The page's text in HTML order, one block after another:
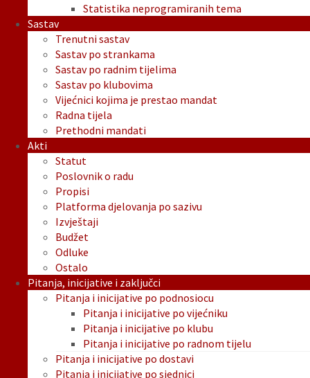
Statistika neprogramiranih tema
Sastav
Trenutni sastav
Sastav po strankama
Sastav po radnim tijelima
Sastav po klubovima
Vijećnici kojima je prestao mandat
Radna tijela
Prethodni mandati
Akti
Statut
Poslovnik o radu
Propisi
Platforma djelovanja po sazivu
Izvještaji
Budžet
Odluke
Ostalo
Pitanja, inicijative i zaključci
Pitanja i inicijative po podnosiocu
Pitanja i inicijative po vijećniku
Pitanja i inicijative po klubu
Pitanja i inicijative po radnom tijelu
Pitanja i inicijative po dostavi
Pitanja i inicijative po sjednici